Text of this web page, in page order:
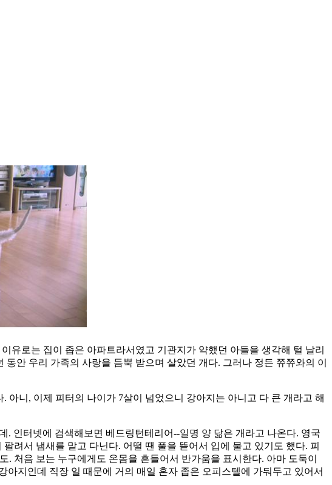
유로는 집이 좁은 아파트라서였고 기관지가 약했던 아들을 생각해 털 날리
안 우리 가족의 사랑을 듬뿍 받으며 살았던 개다. 그러나 정든 쮸쮸와의 이
니, 이제 피터의 나이가 7살이 넘었으니 강아지는 아니고 다 큰 개라고 해
인터넷에 검색해보면 베드링턴테리어--일명 양 닮은 개라고 나온다. 영국
려서 냄새를 맡고 다닌다. 어떨 땐 풀을 뜯어서 입에 물고 있기도 했다. 피
처음 보는 누구에게도 온몸을 흔들어서 반가움을 표시한다. 아마 도둑이
지인데 직장 일 때문에 거의 매일 혼자 좁은 오피스텔에 가둬두고 있어서